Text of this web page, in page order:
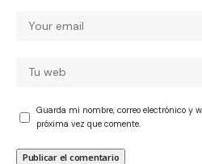
Guarda mi nombre, correo electrónico y
próxima vez que comente.